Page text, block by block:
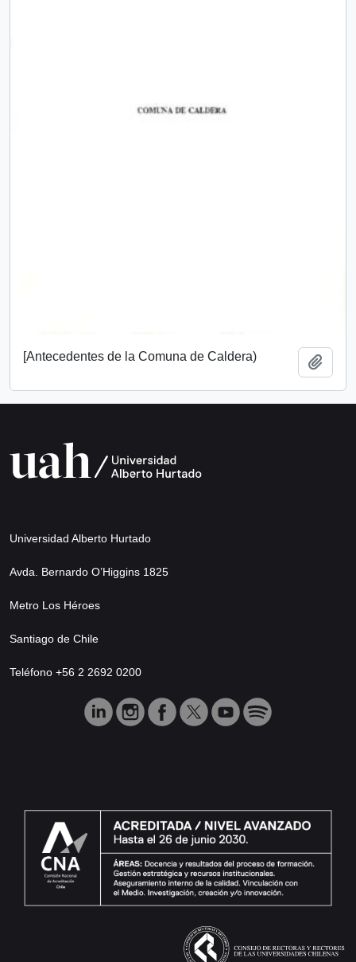
[Antecedentes de la Comuna de Caldera)
Universidad Alberto Hurtado
Avda. Bernardo O’Higgins 1825
Metro Los Héroes
Santiago de Chile
Teléfono +56 2 2692 0200